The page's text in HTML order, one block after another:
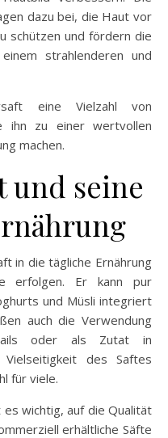
dazu bei, die Haut vor
schützen und fördern die
strahlenderen und
eine Vielzahl von
ihn zu einer wertvollen
machen.
und seine
in die tägliche Ernährung
erfolgen. Er kann pur
und Müsli integriert
auch die Verwendung
oder als Zutat in
Vielseitigkeit des Saftes
für viele.
wichtig, auf die Qualität
erhältliche Säfte